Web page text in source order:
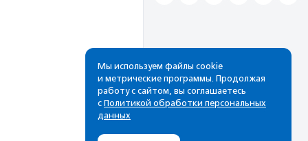
Мы используем файлы cookie
и метрические программы. Продолжая
работу с сайтом, вы соглашаетесь
с Политикой обработки персональных
данных